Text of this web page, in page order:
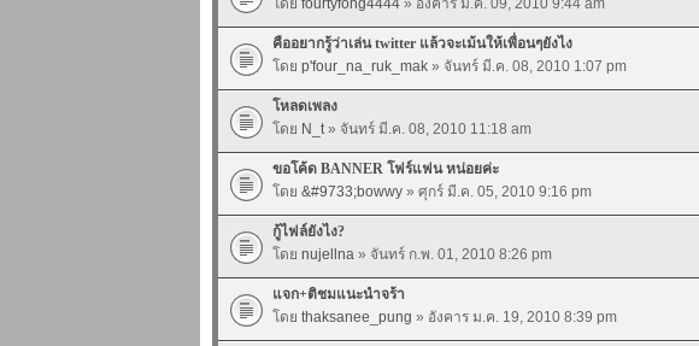
โดย fourtyfong4444 » อังคาร มี.ค. 09, 2010 9:44 am
คืออยากรู้ว่าเล่น twitter แล้วจะเม้นให้เพื่อนๆยังไง
โดย p'four_na_ruk_mak » จันทร์ มี.ค. 08, 2010 1:07 pm
โหลดเพลง
โดย N_t» จันทร์ มี.ค. 08, 2010 11:18 am
ขอโค้ด BANNER โฟร์แฟน หน่อยค่ะ
โดย &#9733;bowwy » ศุกร์ มี.ค. 05, 2010 9:16 pm
กู้ไฟล์ยังไง?
โดย nujellna » จันทร์ ก.พ. 01, 2010 8:26 pm
แจก+ติชมแนะนำจร้า
โดย thaksanee_pung » อังคาร ม.ค. 19, 2010 8:39 pm